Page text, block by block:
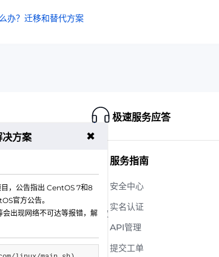
办？迁移和替代方案
极速服务应答
Reserved.铭联科技 版权
服务指南
安全中心
实名认证
API管理
提交工单
方案 ✖
，公告指出 CentOS 7和8
官方公告。
出现网络不可达等报错，解